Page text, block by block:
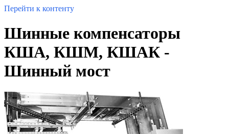
Перейти к контенту
Шинные компенсаторы
КША, КШМ, КШАК -
Шинный мост